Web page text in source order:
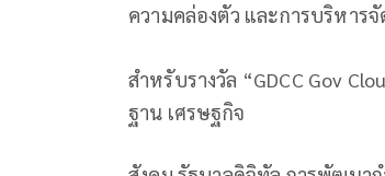
ความคล่องตัว และการบริหาร
สำหรับรางวัล “GDCC Gov
ฐาน เศรษฐกิจ